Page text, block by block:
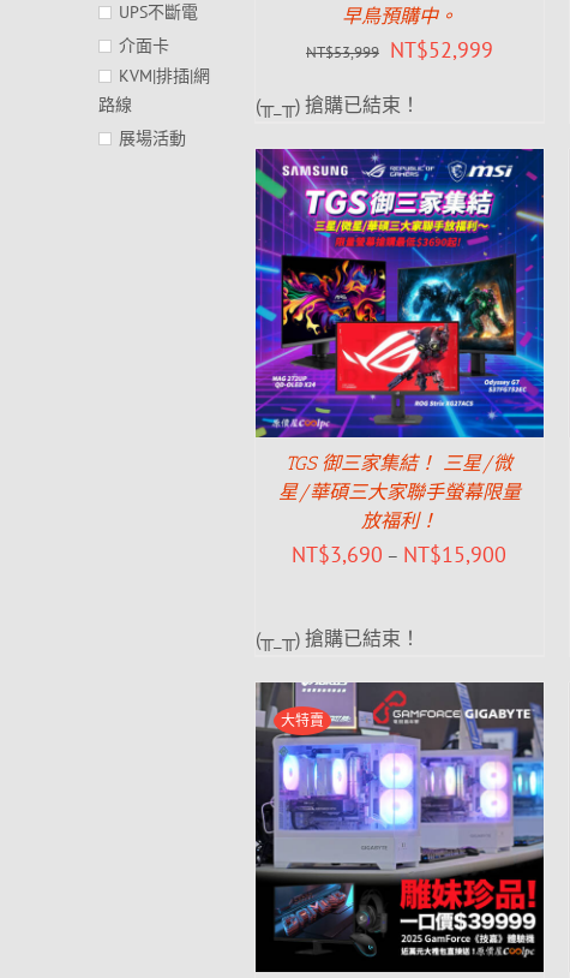
早鳥預購中。
NT$53,999 NT$52,999
(╥_╥) 搶購已結束！
TGS 御三家集結！ 三星/微
星/華碩三大家聯手螢幕限量
放福利！
NT$3,690 – NT$15,900
(╥_╥) 搶購已結束！
大特賣
UPS不斷電
介面卡
KVM|排插|網
路線
展場活動